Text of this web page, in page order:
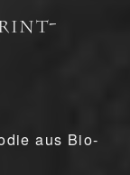
aus Bio-